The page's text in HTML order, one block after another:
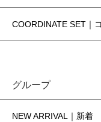
COORDINATE SET｜
グループ
NEW ARRIVAL｜新着